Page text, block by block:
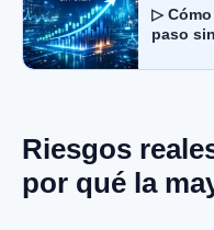
▷
paso
Riesgos
por qué la